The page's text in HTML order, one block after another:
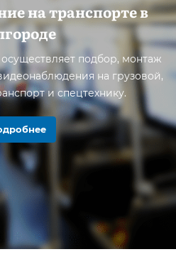
на транспорте в
подбор, монтаж
на грузовой,
и спецтехнику.